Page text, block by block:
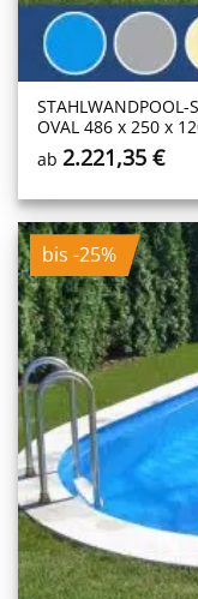
OVAL 486 x 250 x
ab2.221,35€
bis -25%